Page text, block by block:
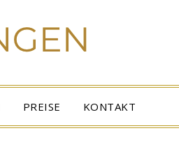
PREISE KONTAKT